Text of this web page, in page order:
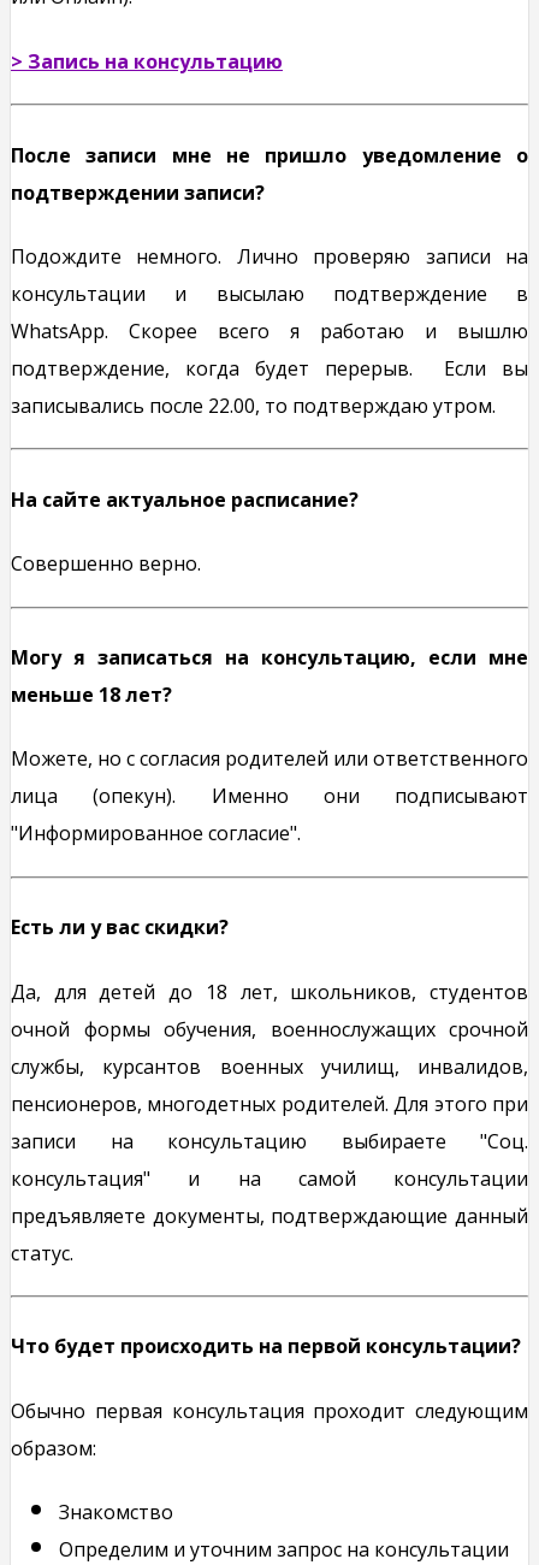
> Запись на консультацию
После записи мне не пришло уведомление о
подтверждении записи?
Подождите немного. Лично проверяю записи на
консультации и высылаю подтверждение в
WhatsApp. Скорее всего я работаю и вышлю
подтверждение, когда будет перерыв. Если вы
записывались после 22.00, то подтверждаю утром.
На сайте актуальное расписание?
Совершенно верно.
Могу я записаться на консультацию, если мне
меньше 18 лет?
Можете, но с согласия родителей или ответственного
лица (опекун). Именно они подписывают
"Информированное согласие".
Есть ли у вас скидки?
Да, для детей до 18 лет, школьников, студентов
очной формы обучения, военнослужащих срочной
службы, курсантов военных училищ, инвалидов,
пенсионеров, многодетных родителей. Для этого при
записи на консультацию выбираете "Соц.
консультация" и на самой консультации
предъявляете документы, подтверждающие данный
статус.
Что будет происходить на первой консультации?
Обычно первая консультация проходит следующим
образом:
Знакомство
Определим и уточним запрос на консультации